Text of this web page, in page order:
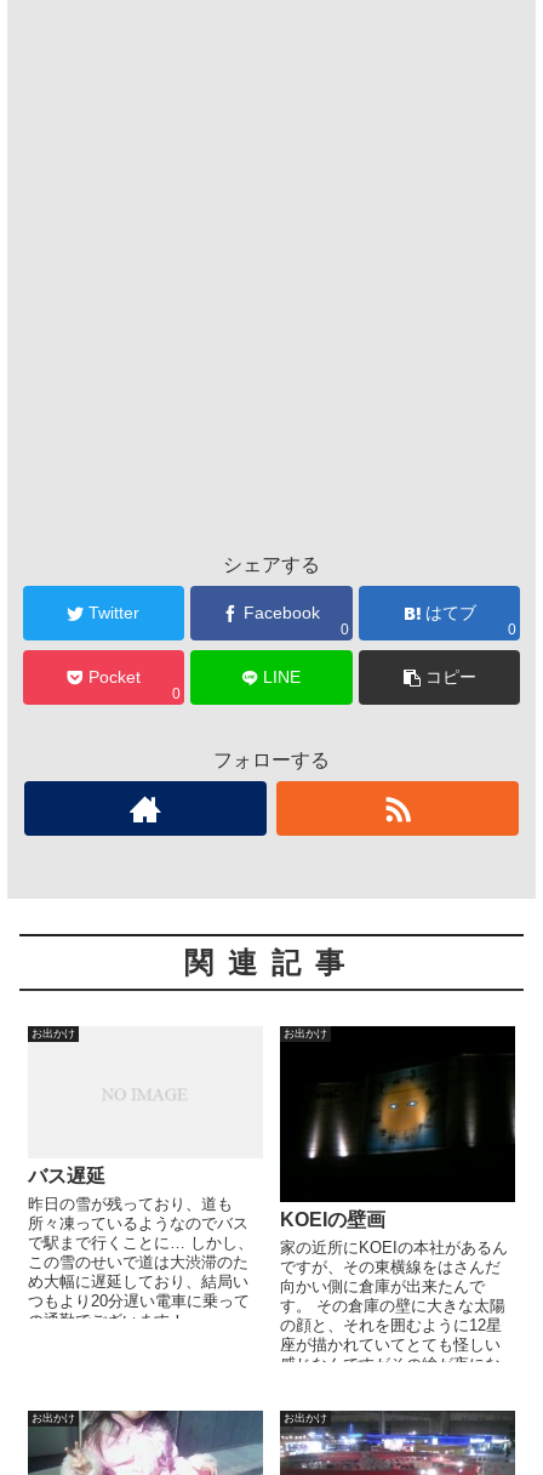
シェアする
Twitter Facebook
0
はてブ
0
Pocket
0
LINE コピー
フォローする
関連記事
お出かけ
バス遅延
昨日の雪が残っており、道も
所々凍っているようなのでバス
で駅まで行くことに… しかし、
この雪のせいで道は大渋滞のた
め大幅に遅延しており、結局い
つもより20分遅い電車に乗って
の通勤でございます！
お出かけ
KOEIの壁画
家の近所にKOEIの本社があるん
ですが、その東横線をはさんだ
向かい側に倉庫が出来たんで
す。 その倉庫の壁に大きな太陽
の顔と、それを囲むように12星
座が描かれていてとても怪しい
感じなんですがその絵が夜にな
お出かけ お出かけ